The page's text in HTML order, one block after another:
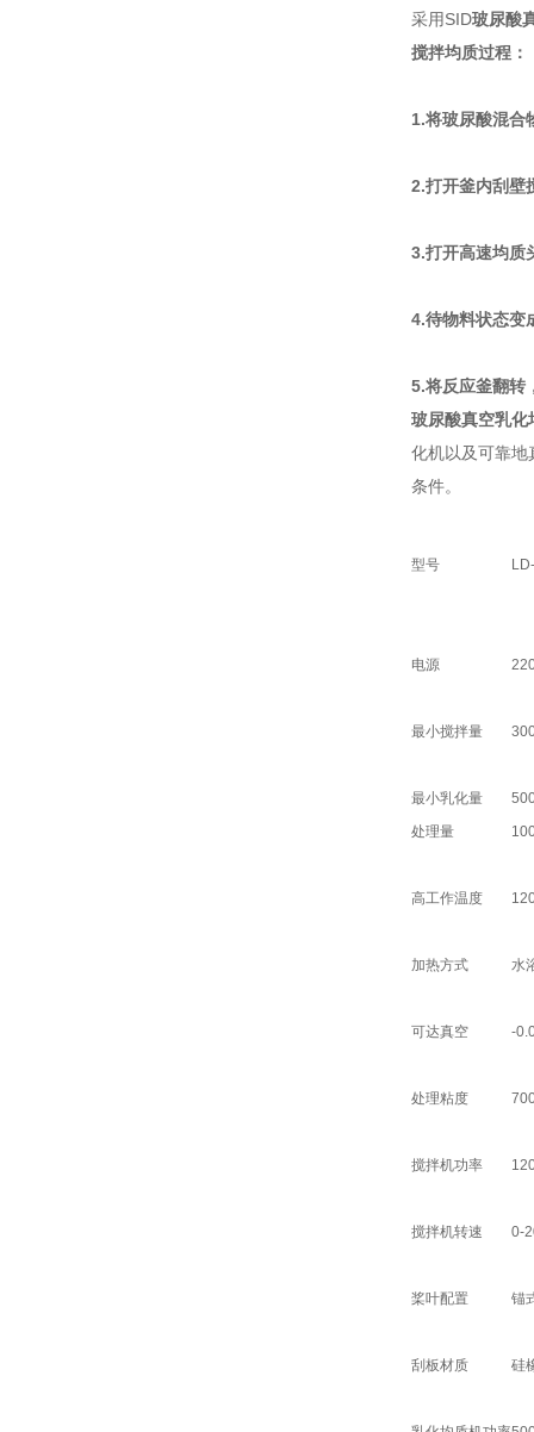
采用SID玻尿酸
搅拌均质过程：
1.将玻尿酸混合
2.打开釜内刮壁
3.打开高速均质
4.待物料状态变
5.将反应釜翻转
玻尿酸真空乳化
化机以及可靠地
条件。
型号
电源
最小搅拌量
最小乳化量
处理量
高工作温度
加热方式 水
可达真空 -
处理粘度
搅拌机功率
搅拌机转速 0-
桨叶配置 锚
刮板材质 硅